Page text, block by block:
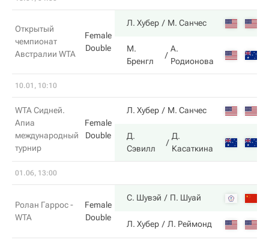
Открытый
чемпионат
Австралии WTA
Female
Double
Л. Хубер М. Санчес
М.
Бренгл
А.
Родионова
10.01, 10:10
WTA Сидней.
Апиа
международный
турнир
Female
Double
Л. Хубер М. Санчес
Д.
Сэвилл
Д.
Касаткина
01.06, 13:00
Ролан Гаррос -
WTA
Female
Double
С. Шувэй П. Шуай
Л. Хубер Л. Реймонд